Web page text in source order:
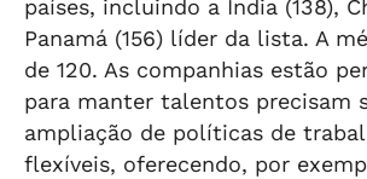
países, incluindo a Índia (138),
Panamá (156) líder da lista. A
de 120. As companhias estão
para manter talentos precisam
ampliação de políticas de
flexíveis, oferecendo, por